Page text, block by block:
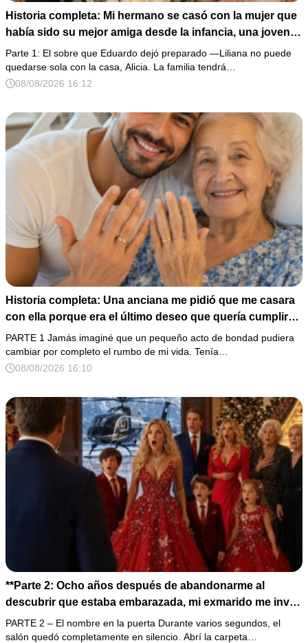
Historia completa: Mi hermano se casó con la mujer que
había sido su mejor amiga desde la infancia, una joven
ciega a la que protegió durante toda su vida. Tras su
fallecimiento, ella me entregó un sobre y me confesó la
verdadera razón por la que él la eligió a ella por encima
Parte 1: El sobre que Eduardo dejó preparado —Liliana no puede
quedarse sola con la casa, Alicia. La familia tendrá…
08/08/2026 16:12
Historia completa: Una anciana me pidió que me casara
con ella porque era el último deseo que quería cumplir
antes de morir. Después de su fallecimiento, su abogado
puso en mis manos una vieja bolsa de hospital que
había conservado durante años y me dijo: «Ella te eligió
PARTE 1 Jamás imaginé que un pequeño acto de bondad pudiera
cambiar por completo el rumbo de mi vida. Tenía…
08/08/2026 16:10
**Parte 2: Ocho años después de abandonarme al
descubrir que estaba embarazada, mi exmarido me invitó
a la cena de Navidad convencido de que podría burlarse
de la mujer a la que creía una fracasada y sin hijos. Lo
PARTE 2 – El nombre en la puerta Durante varios segundos, el
salón quedó completamente en silencio. Abrí la carpeta…